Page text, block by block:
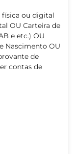
física ou digital
OU Carteira de
e etc.) OU
Nascimento OU
de
contas de